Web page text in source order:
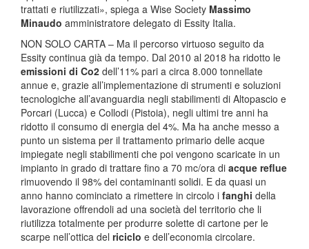
trattati e riutilizzati», spiega a Wise Society Massimo
Minaudo amministratore delegato di Essity Italia.
NON SOLO CARTA – Ma il percorso virtuoso seguito da
Essity continua già da tempo. Dal 2010 al 2018 ha ridotto le
emissioni di Co2 dell’11% pari a circa 8.000 tonnellate
annue e, grazie all’implementazione di strumenti e soluzioni
tecnologiche all’avanguardia negli stabilimenti di Altopascio e
Porcari (Lucca) e Collodi (Pistoia), negli ultimi tre anni ha
ridotto il consumo di energia del 4%. Ma ha anche messo a
punto un sistema per il trattamento primario delle acque
impiegate negli stabilimenti che poi vengono scaricate in un
impianto in grado di trattare fino a 70 mc/ora di acque reflue
rimuovendo il 98% dei contaminanti solidi. E da quasi un
anno hanno cominciato a rimettere in circolo i fanghi della
lavorazione offrendoli ad una società del territorio che li
riutilizza totalmente per produrre solette di cartone per le
scarpe nell’ottica del riciclo e dell’economia circolare.